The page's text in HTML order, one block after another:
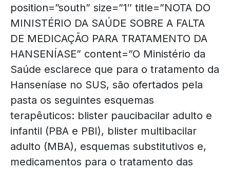
position=”south” size=”1″ title=”NOTA DO
MINISTÉRIO DA SAÚDE SOBRE A FALTA
DE MEDICAÇÃO PARA TRATAMENTO DA
HANSENÍASE” content=”O Ministério da
Saúde esclarece que para o tratamento da
Hanseníase no SUS, são ofertados pela
pasta os seguintes esquemas
terapêuticos: blister paucibacilar adulto e
infantil (PBA e PBI), blister multibacilar
adulto (MBA), esquemas substitutivos e,
medicamentos para o tratamento das